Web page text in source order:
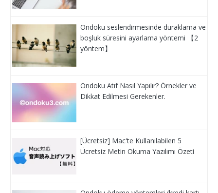
Ondoku seslendirmesinde duraklama ve
boşluk süresini ayarlama yöntemi 【2
yöntem】
Ondoku Atıf Nasıl Yapılır? Örnekler ve
Dikkat Edilmesi Gerekenler.
[Ücretsiz] Mac'te Kullanılabilen 5
Ücretsiz Metin Okuma Yazılımı Özeti